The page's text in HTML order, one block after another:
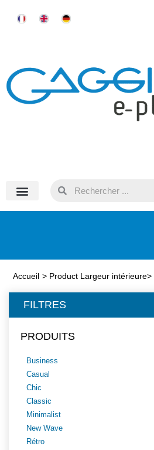
Accueil > Product Largeur intérieure>
FILTRES
PRODUITS
Business
Casual
Chic
Classic
Minimalist
New Wave
Rétro